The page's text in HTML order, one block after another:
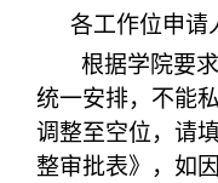
各工作位申请
根据学院要
统一安排，不能
调整至空位，请
整审批表》，如